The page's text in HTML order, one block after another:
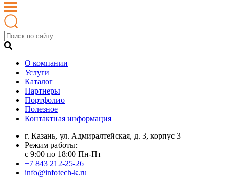
О компании
Услуги
Каталог
Партнеры
Портфолио
Полезное
Контактная информация
г. Казань, ул. Адмиралтейская, д. 3, корпус 3
Режим работы:
с 9:00 по 18:00 Пн-Пт
+7 843 212-25-26
info@infotech-k.ru